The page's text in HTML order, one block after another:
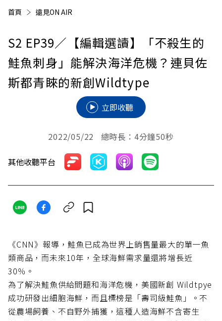
首頁 遠見ON AIR
S2 EP39／【編輯選讀】「不殺生的
鮭魚刺身」能解決海洋危機？連貝佐
斯都青睞的新創Wildtype
立即收聽
2022/05/22 總時長：4分鐘50秒
其他收聽平台
《CNN》報導，鮭魚已成為世界上銷售量最大的單一魚
類商品，而未來10年，全球海鮮需求量還將增長近
30％。
為了解決鮭魚供給問題和海洋危機，美國新創 Wildtpye
成功研發出細胞海鮮，而且標榜是「壽司級鮭魚」。不
從農場飼養、不自野外捕獲，這種人造海鮮不含寄生